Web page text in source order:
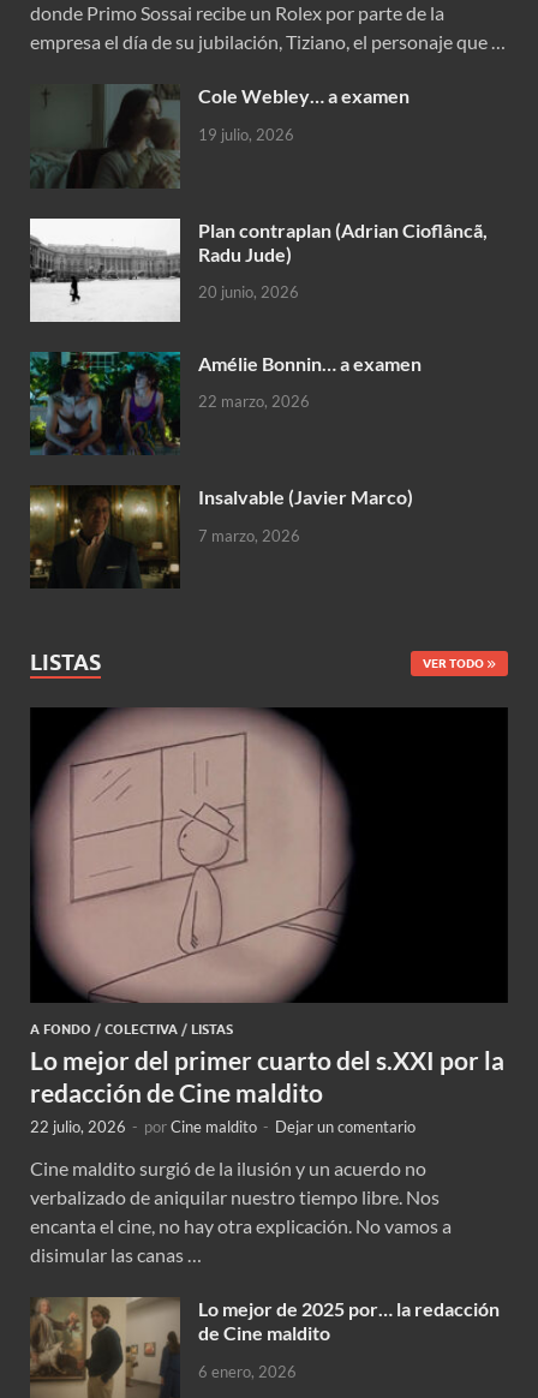
donde Primo Sossai recibe un Rolex por parte de la
empresa el día de su jubilación, Tiziano, el personaje que …
Cole Webley… a examen
19 julio, 2026
Plan contraplan (Adrian Cioflâncã,
Radu Jude)
20 junio, 2026
Amélie Bonnin… a examen
22 marzo, 2026
Insalvable (Javier Marco)
7 marzo, 2026
LISTAS VER TODO
A FONDO / COLECTIVA / LISTAS
Lo mejor del primer cuarto del s.XXI por la
redacción de Cine maldito
22 julio, 2026 - porCine maldito - Dejar un comentario
Cine maldito surgió de la ilusión y un acuerdo no
verbalizado de aniquilar nuestro tiempo libre. Nos
encanta el cine, no hay otra explicación. No vamos a
disimular las canas …
Lo mejor de 2025 por… la redacción
de Cine maldito
6 enero, 2026